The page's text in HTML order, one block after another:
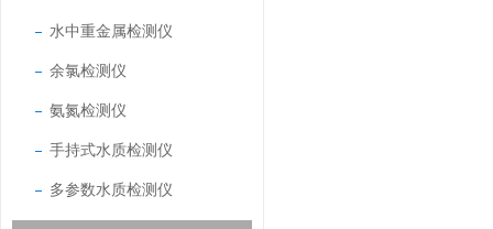
水中重金属检测仪
余氯检测仪
氨氮检测仪
手持式水质检测仪
多参数水质检测仪